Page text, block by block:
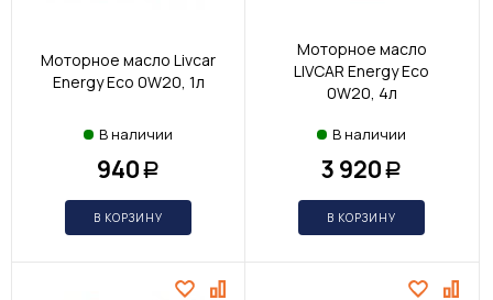
Моторное масло Livcar
Energy Eco 0W20, 1л
В наличии
940 Р
В КОРЗИНУ
Моторное масло
LIVCAR Energy Eco
0W20, 4л
В наличии
3 920 Р
В КОРЗИНУ